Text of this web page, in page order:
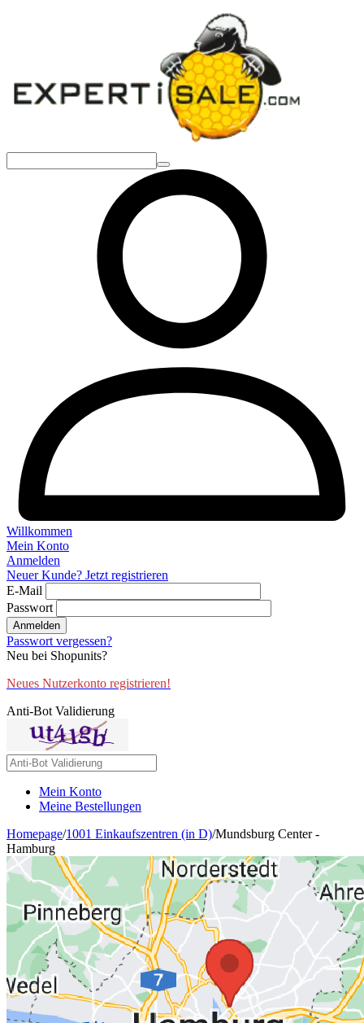
Willkommen
Mein Konto
Anmelden
Neuer Kunde? Jetzt registrieren
E-Mail
Passwort
Anmelden
Passwort vergessen?
Neu bei Shopunits?
Neues Nutzerkonto registrieren!
Anti-Bot Validierung
Mein Konto
Meine Bestellungen
Homepage/1001 Einkaufszentren (in D)/Mundsburg Center -
Hamburg